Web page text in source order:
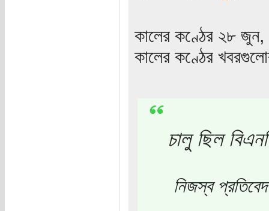
কালের কণ্ঠের ২৮
কালের কণ্ঠের
চালু ছিল
নিজস্ব